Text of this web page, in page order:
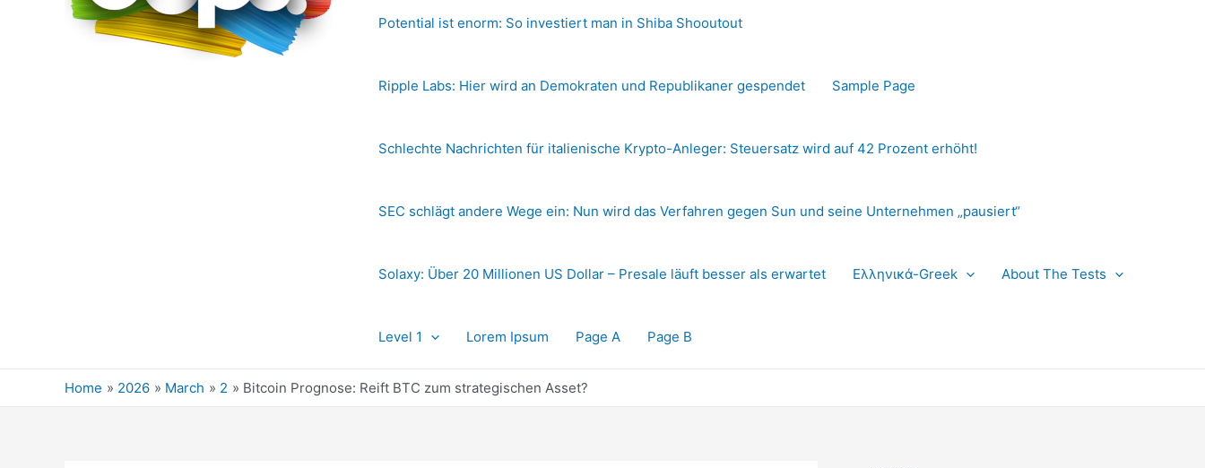
Potential ist enorm: So investiert man in Shiba Shooutout
Ripple Labs: Hier wird an Demokraten und Republikaner gespendet Sample Page
Schlechte Nachrichten für italienische Krypto-Anleger: Steuersatz wird auf 42 Prozent erhöht!
SEC schlägt andere Wege ein: Nun wird das Verfahren gegen Sun und seine Unternehmen „pausiert“
Solaxy: Über 20 Millionen US Dollar – Presale läuft besser als erwartet Ελληνικά-Greek About The Tests
Level 1 Lorem Ipsum Page A Page B
Home 2026 March 2 Bitcoin Prognose: Reift BTC zum strategischen Asset?